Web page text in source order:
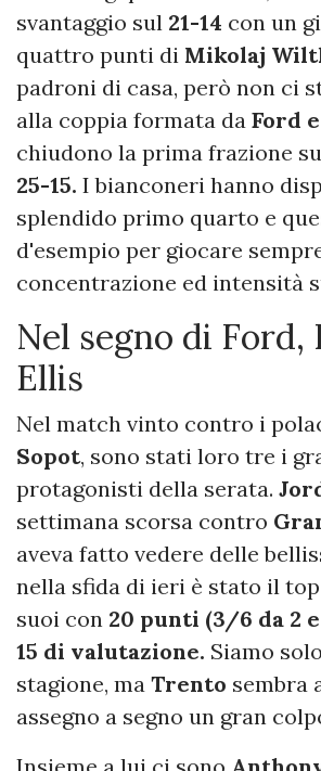
svantaggio sul 21-14 con un
quattro punti di Mikolaj
padroni di casa, però non ci
alla coppia formata da Ford
chiudono la prima frazione
25-15. I bianconeri hanno
splendido primo quarto e
d'esempio per giocare
concentrazione ed intensità
Nel segno di Ford,
Ellis
Nel match vinto contro i
Sopot, sono stati loro tre i
protagonisti della serata.
settimana scorsa contro
aveva fatto vedere delle
nella sfida di ieri è stato il
suoi con 20 punti (3/6 da 2
15 di valutazione. Siamo
stagione, ma Trento sembra
assegno a segno un gran